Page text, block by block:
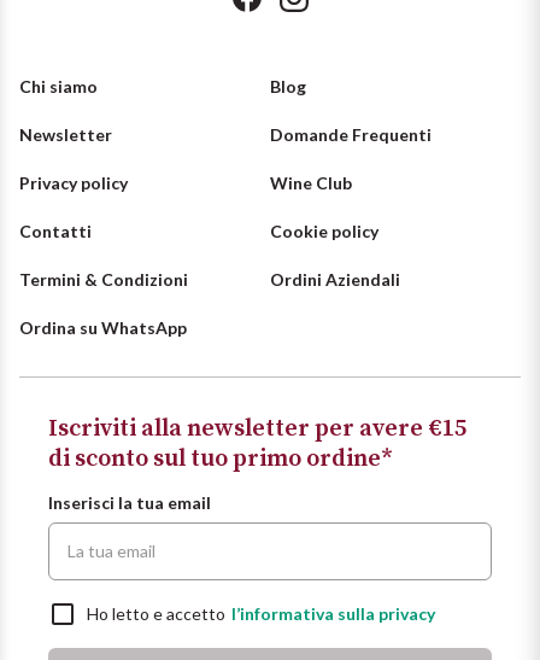
Vini Pugliesi
Vini Siciliani
Vini Umbri
Vini Veneti
Vini della Champagne
Vini della Borgogna
Vini Bordeaux
Vedi tutti
Chi siamo Blog
Newsletter Domande Frequenti
Privacy policy Wine Club
Contatti Cookie policy
Termini & Condizioni Ordini Aziendali
Ordina su WhatsApp
Iscriviti alla newsletter per avere €15
di sconto sul tuo primo ordine*
Inserisci la tua email
Ho letto e accetto l’informativa sulla privacy